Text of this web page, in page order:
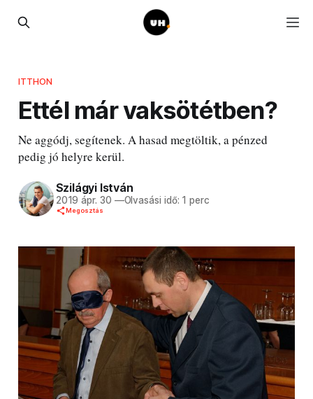
ITTHON
Ettél már vaksötétben?
Ne aggódj, segítenek. A hasad megtöltik, a pénzed
pedig jó helyre kerül.
Szilágyi István
2019 ápr. 30 —Olvasási idő: 1 perc
Megosztás